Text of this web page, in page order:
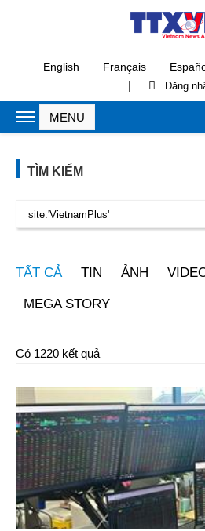
English Français
|
TÌM KIẾM
TẤT CẢ TIN ẢNH
MEGA STORY
Có 1220 kết quả